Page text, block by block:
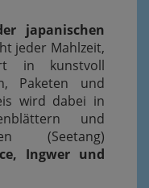
japanischen
jeder Mahlzeit,
in kunstvoll
Paketen und
wird dabei in
und
(Seetang)
Ingwer und